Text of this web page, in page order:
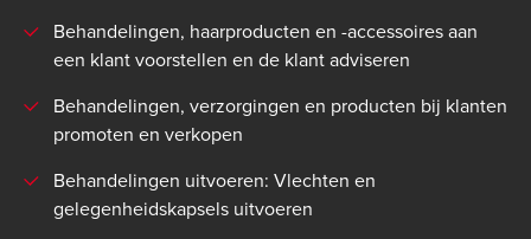
Behandelingen, haarproducten en -accessoires aan
een klant voorstellen en de klant adviseren
Behandelingen, verzorgingen en producten bij klanten
promoten en verkopen
Behandelingen uitvoeren: Vlechten en
gelegenheidskapsels uitvoeren